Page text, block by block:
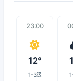
23:00
12°
1-3级